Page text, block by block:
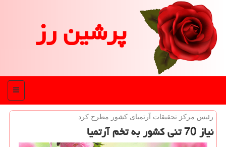
پرشین رز
منو
رئیس مركز تحقیقات آرتمیای كشور مطرح كرد
نیاز 70 تنی كشور به تخم آرتمیا